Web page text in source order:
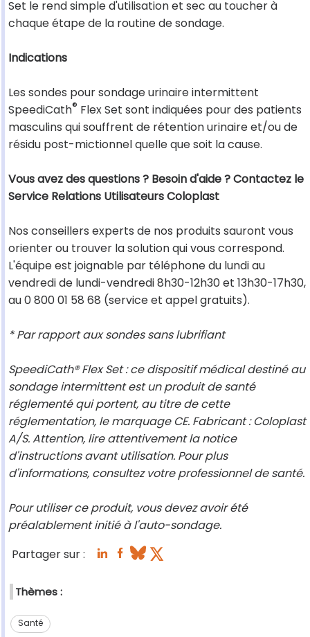
Set le rend simple d'utilisation et sec au toucher à
chaque étape de la routine de sondage.
Indications
Les sondes pour sondage urinaire intermittent
SpeediCath® Flex Set sont indiquées pour des patients
masculins qui souffrent de rétention urinaire et/ou de
résidu post-mictionnel quelle que soit la cause.
Vous avez des questions ? Besoin d'aide ? Contactez le
Service Relations Utilisateurs Coloplast
Nos conseillers experts de nos produits sauront vous
orienter ou trouver la solution qui vous correspond.
L'équipe est joignable par téléphone du lundi au
vendredi de lundi-vendredi 8h30-12h30 et 13h30-17h30,
au 0 800 01 58 68 (service et appel gratuits).
* Par rapport aux sondes sans lubrifiant
SpeediCath® Flex Set : ce dispositif médical destiné au
sondage intermittent est un produit de santé
réglementé qui portent, au titre de cette
réglementation, le marquage CE. Fabricant : Coloplast
A/S. Attention, lire attentivement la notice
d'instructions avant utilisation. Pour plus
d'informations, consultez votre professionnel de santé.
Pour utiliser ce produit, vous devez avoir été
préalablement initié à l'auto-sondage.
Partager sur :
Thèmes :
Santé